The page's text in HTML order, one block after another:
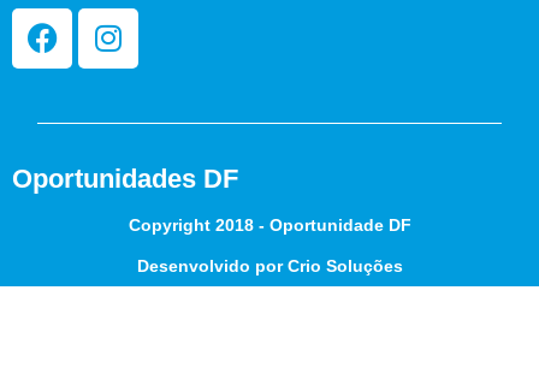
Oportunidades DF
Copyright 2018 - Oportunidade DF
Desenvolvido por Crio Soluções